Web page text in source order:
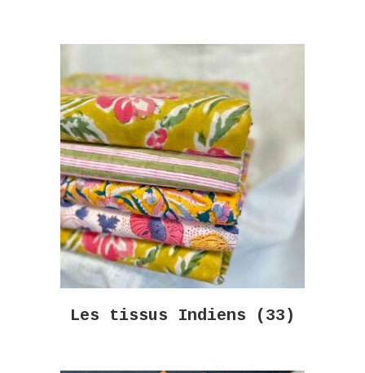
Les tissus Indiens (33)